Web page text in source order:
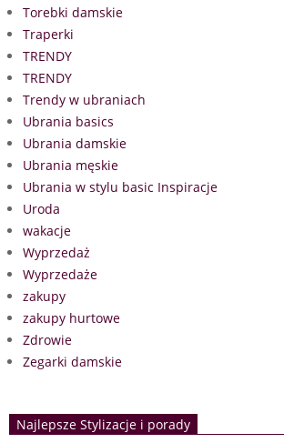
Torebki damskie
Traperki
TRENDY
TRENDY
Trendy w ubraniach
Ubrania basics
Ubrania damskie
Ubrania męskie
Ubrania w stylu basic Inspiracje
Uroda
wakacje
Wyprzedaż
Wyprzedaże
zakupy
zakupy hurtowe
Zdrowie
Zegarki damskie
Najlepsze Stylizacje i porady